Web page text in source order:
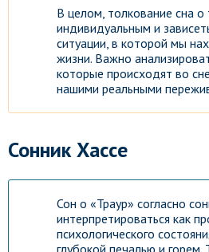
В целом, толкование сна
индивидуальным и
ситуации, в которой мы
жизни. Важно
которые происходят во
нашими реальными
Сонник Хассе
Сон о «Траур» согласно
интерпретироваться как
психологического
глубокой печалью и